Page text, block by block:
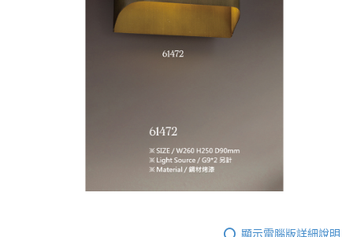
顯示電腦版詳細說明